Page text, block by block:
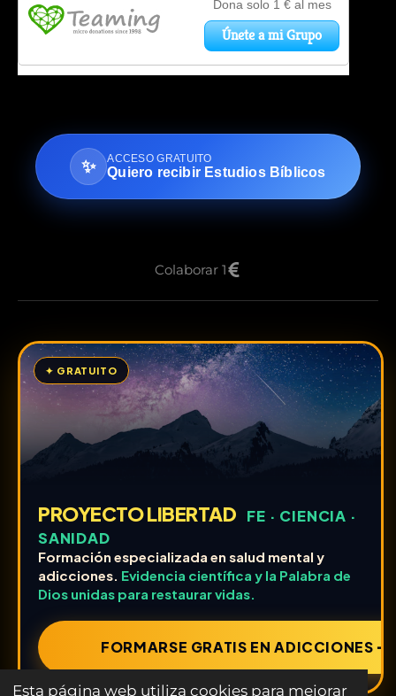
Esta página web utiliza cookies para mejorar
✨ ACCESO GRATUITO
Quiero recibir Estudios Bíblicos
Colaborar 1
✦ GRATUITO
PROYECTO LIBERTAD
FE · CIENCIA ·
SANIDAD
Formación especializada en salud mental y
adicciones. Evidencia científica y la Palabra de
Dios unidas para restaurar vidas.
FORMARSE GRATIS EN ADICCIONES ➔